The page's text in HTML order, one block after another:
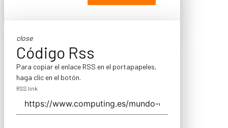
close
Código Rss
Para copiar el enlace RSS en el portapapeles,
haga clic en el botón.
RSS link